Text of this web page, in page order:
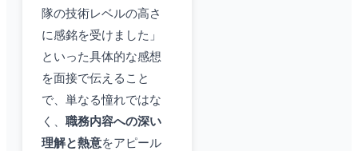
隊の技術レベルの高さ
に感銘を受けました」
といった具体的な感想
を面接で伝えること
で、単なる憧れではな
く、 職務内容への深い
理解と熱意をアピール